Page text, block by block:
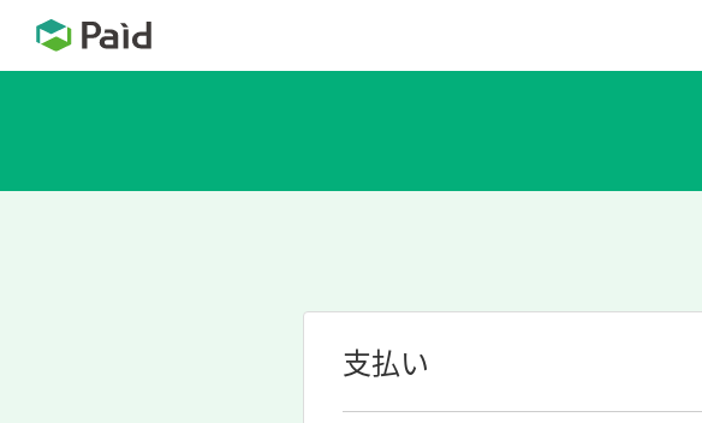
支払い